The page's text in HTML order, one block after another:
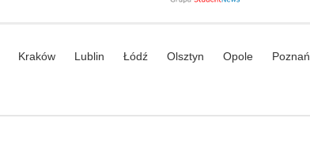
Kraków Lublin Łódź Olsztyn Opole Poznań